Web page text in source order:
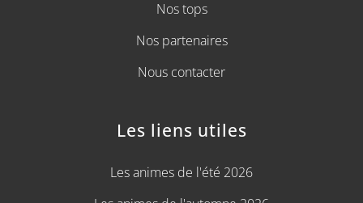
Nos tops
Nos partenaires
Nous contacter
Les liens utiles
Les animes de l'été 2026